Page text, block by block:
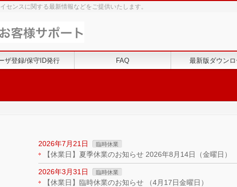
センスに関する最新情報などをご提供いたします。
ザ登録/保守ID発行 FAQ 最新版ダウンロ
2026年7月21日 臨時休業
【休業日】夏季休業のお知らせ 2026年8月14日（金曜日）
2026年3月31日 臨時休業
【休業日】臨時休業のお知らせ （4月17日金曜日）